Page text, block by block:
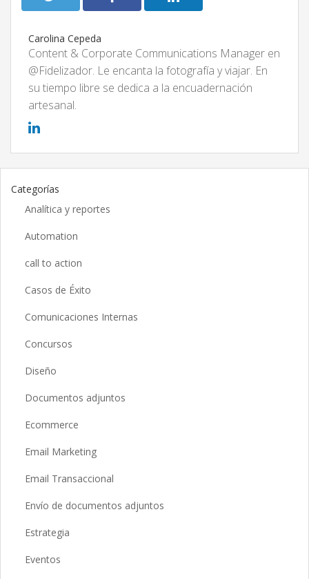
Carolina Cepeda
Content & Corporate Communications Manager en
@Fidelizador. Le encanta la fotografía y viajar. En
su tiempo libre se dedica a la encuadernación
artesanal.
Categorías
Analítica y reportes
Automation
call to action
Casos de Éxito
Comunicaciones Internas
Concursos
Diseño
Documentos adjuntos
Ecommerce
Email Marketing
Email Transaccional
Envío de documentos adjuntos
Estrategia
Eventos